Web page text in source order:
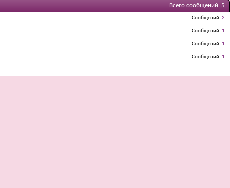
Всего сообщений 5
Сообщений 2
Сообщений 1
Сообщений 1
Сообщений 1